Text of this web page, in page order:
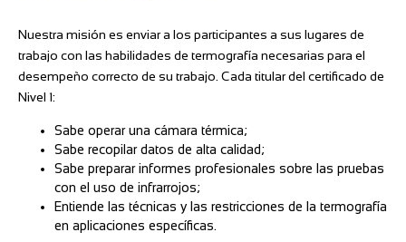
Nuestra misión es enviar a los participantes a sus lugares de
trabajo con las habilidades de termografía necesarias para el
desempeño correcto de su trabajo. Cada titular del certificado de
Nivel 1:
Sabe operar una cámara térmica;
Sabe recopilar datos de alta calidad;
Sabe preparar informes profesionales sobre las pruebas
con el uso de infrarrojos;
Entiende las técnicas y las restricciones de la termografía
en aplicaciones específicas.